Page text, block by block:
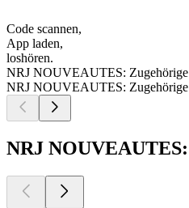
Code scannen,
App laden,
loshören.
NRJ NOUVEAUTES: Zugehörige
NRJ NOUVEAUTES: Zugehörige
NRJ